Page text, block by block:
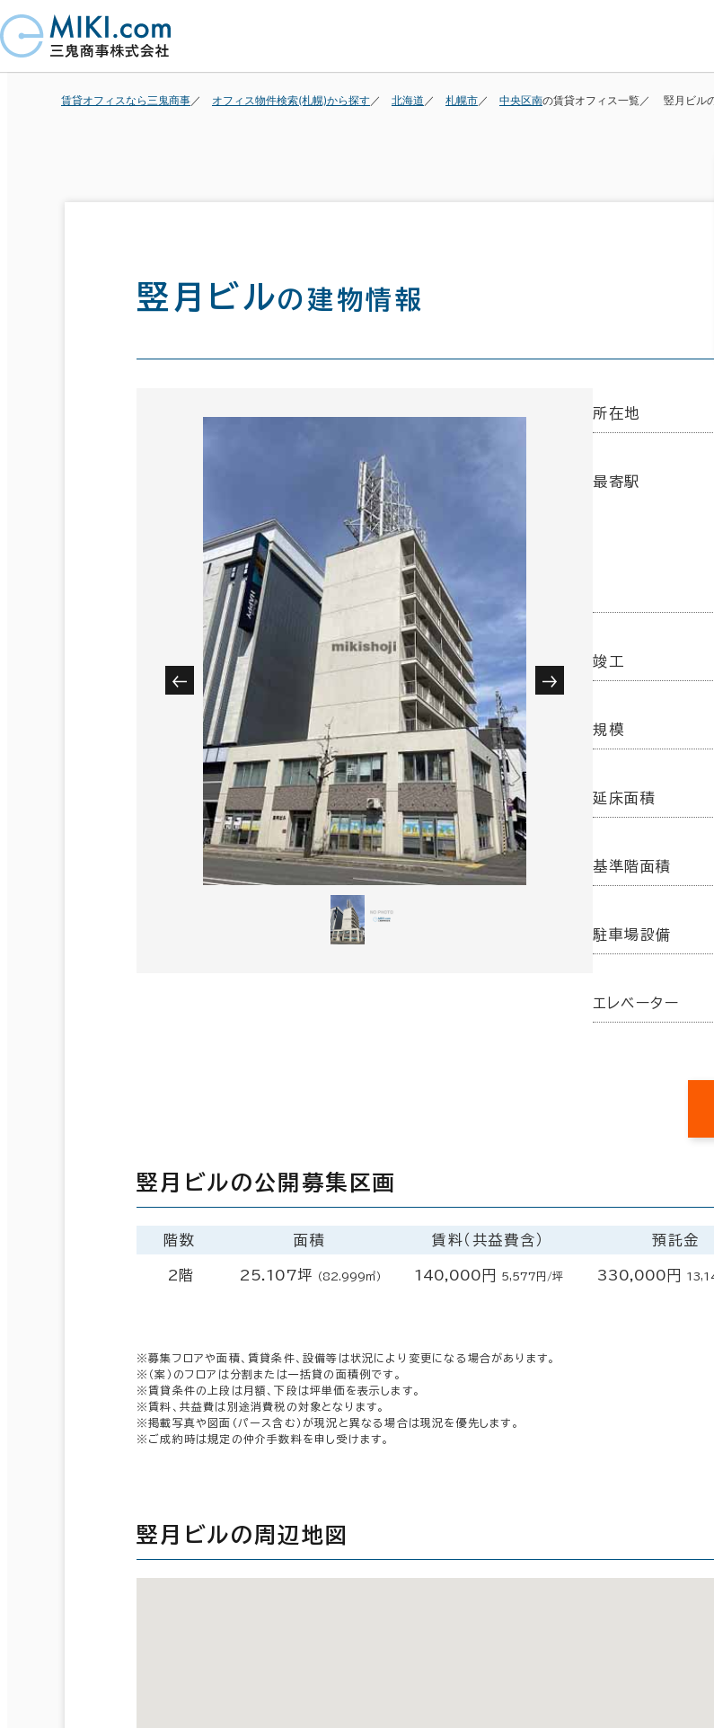
賃貸オフィスなら三鬼商事 オフィス物件検索(札幌)から探す 北海道 札幌市 中央区南の賃貸オフィス一覧 竪月ビル
竪月ビルの建物情報
所在地
最寄駅
竣工
規模
延床面積
基準階面積
駐車場設備
エレベーター
竪月ビルの公開募集区画
階数 面積 賃料（共益費含） 預託金
2階 25.107坪 （82.999㎡） 140,000円 5,577円/坪 330,000円
※募集フロアや面積、賃貸条件、設備等は状況により変更になる場合があります。
※（案）のフロアは分割または一括貸の面積例です。
※賃貸条件の上段は月額、下段は坪単価を表示します。
※賃料、共益費は別途消費税の対象となります。
※掲載写真や図面（パース含む）が現況と異なる場合は現況を優先します。
※ご成約時は規定の仲介手数料を申し受けます。
竪月ビルの周辺地図